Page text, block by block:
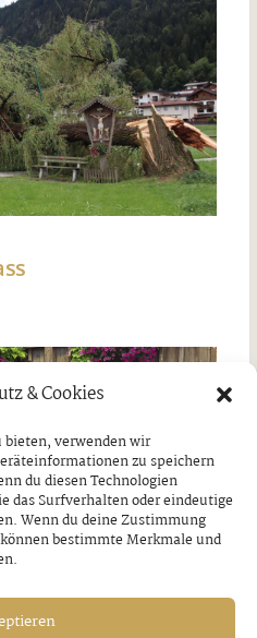
& Cookies
verwenden wir
zu speichern
du diesen Technologien
das Surfverhalten oder eindeutige
Wenn du deine Zustimmung
bestimmte Merkmale und